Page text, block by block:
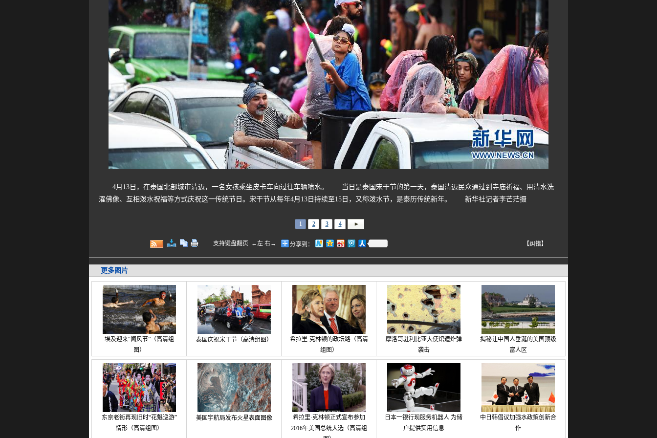
4月13日，在泰国北部城市清迈，一名女孩乘坐皮卡车向过往车辆喷水。 当日是泰国宋干节的第一天，泰国清迈民众通过到寺庙祈福、用清水洗
濯佛像、互相泼水祝福等方式庆祝这一传统节日。宋干节从每年4月13日持续至15日，又称泼水节，是泰历传统新年。 新华社记者李芒茫摄
1 2 3 4
支持键盘翻页 ←左 右→ 分享到： 【纠错】
更多图片
埃及迎来“闻风节”（高清组
图）
泰国庆祝宋干节（高清组图）
希拉里·克林顿的政坛路（高清
组图）
摩洛哥驻利比亚大使馆遭炸弹
袭击
揭秘让中国人垂涎的美国顶级
富人区
东京老街再现旧时“花魁巡游”
情形（高清组图）
美国宇航局发布火星表面图像
希拉里·克林顿正式宣布参加
2016年美国总统大选（高清组
日本一银行现服务机器人 为储
户提供实用信息
中日韩倡议加强水政策创新合
作